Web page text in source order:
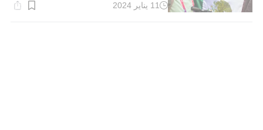
وقت
11 يناير 2024